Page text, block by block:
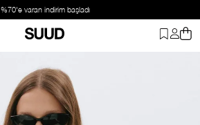
%70'e varan indirim başladı
Üst Giyim Tişört Mavi Naya Dökümlü Uzun